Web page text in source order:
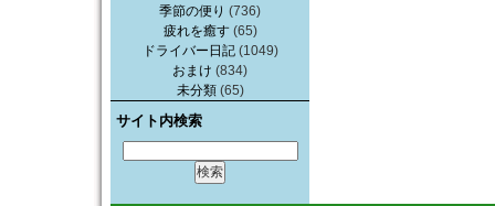
季節の便り (736)
疲れを癒す(65)
ドライバー日記(1049)
おまけ (834)
未分類(65)
サイト内検索